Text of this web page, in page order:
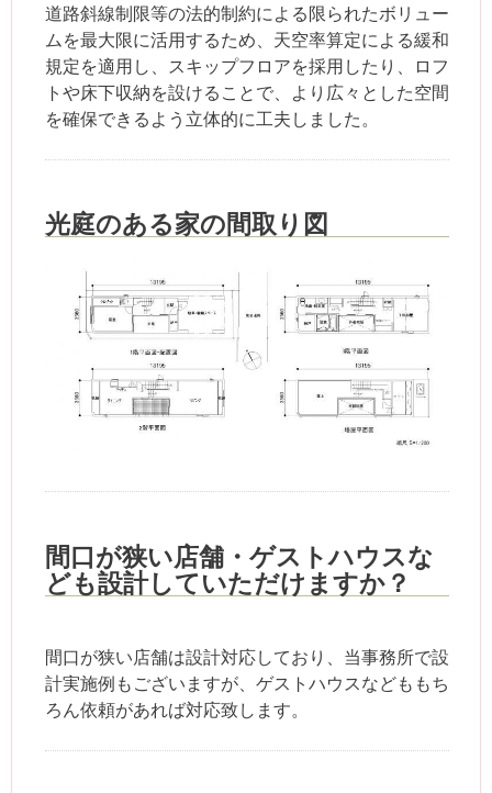
道路斜線制限等の法的制約による限られたボリュー
ムを最大限に活用するため、天空率算定による緩和
規定を適用し、スキップフロアを採用したり、ロフ
トや床下収納を設けることで、より広々とした空間
を確保できるよう立体的に工夫しました。
光庭のある家の間取り図
間口が狭い店舗・ゲストハウスな
ども設計していただけますか？
間口が狭い店舗は設計対応しており、当事務所で設
計実施例もございますが、ゲストハウスなどももち
ろん依頼があれば対応致します。